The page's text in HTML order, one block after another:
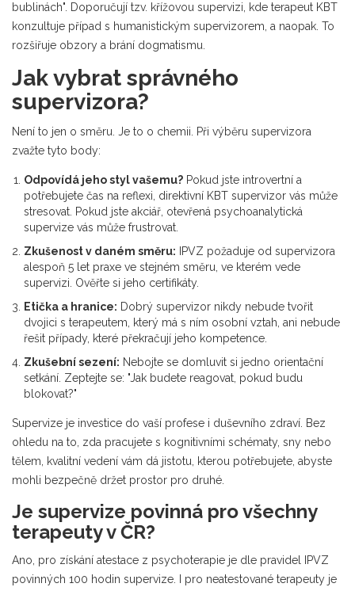
bublinách". Doporučují tzv. křížovou supervizi, kde terapeut KBT
konzultuje případ s humanistickým supervizorem, a naopak. To
rozšiřuje obzory a brání dogmatismu.
Jak vybrat správného
supervizora?
Není to jen o směru. Je to o chemii. Při výběru supervizora
zvažte tyto body:
Odpovídá jeho styl vašemu? Pokud jste introvertní a
potřebujete čas na reflexi, direktivní KBT supervizor vás může
stresovat. Pokud jste akciář, otevřená psychoanalytická
supervize vás může frustrovat.
Zkušenost v daném směru: IPVZ požaduje od supervizora
alespoň 5 let praxe ve stejném směru, ve kterém vede
supervizi. Ověřte si jeho certifikáty.
Etička a hranice: Dobrý supervizor nikdy nebude tvořit
dvojici s terapeutem, který má s ním osobní vztah, ani nebude
řešit případy, které překračují jeho kompetence.
Zkušební sezení: Nebojte se domluvit si jedno orientační
setkání. Zeptejte se: "Jak budete reagovat, pokud budu
blokovat?"
Supervize je investice do vaší profese i duševního zdraví. Bez
ohledu na to, zda pracujete s kognitivními schématy, sny nebo
tělem, kvalitní vedení vám dá jistotu, kterou potřebujete, abyste
mohli bezpečně držet prostor pro druhé.
Je supervize povinná pro všechny
terapeuty v ČR?
Ano, pro získání atestace z psychoterapie je dle pravidel IPVZ
povinných 100 hodin supervize. I pro neatestované terapeuty je